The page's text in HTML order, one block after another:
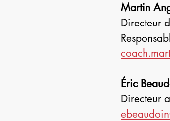
Martin
Directeur
Éric
Directeur